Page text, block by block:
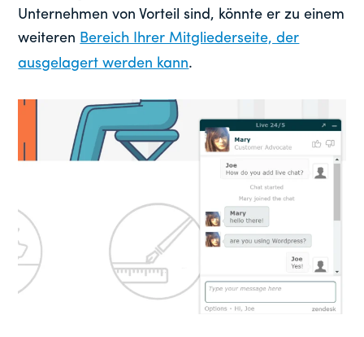
Unternehmen von Vorteil sind, könnte er zu einem
weiteren Bereich Ihrer Mitgliederseite, der
ausgelagert werden kann.